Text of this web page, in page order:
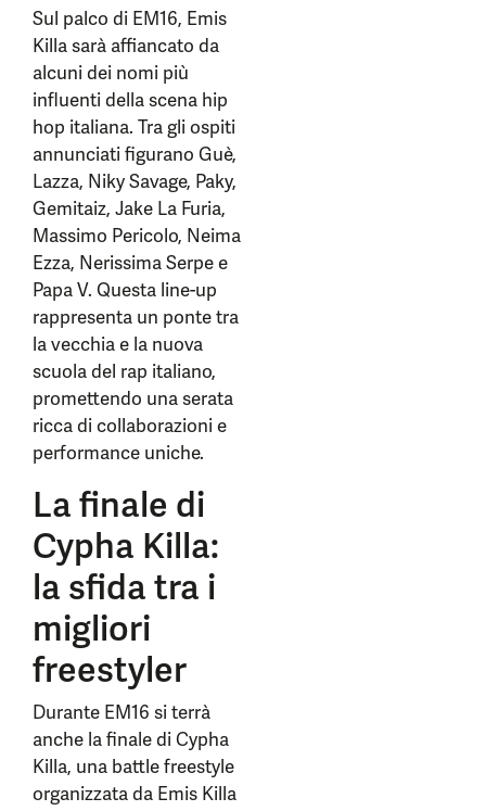
Sul palco di EM16, Emis
Killa sarà affiancato da
alcuni dei nomi più
influenti della scena hip
hop italiana. Tra gli ospiti
annunciati figurano Guè,
Lazza, Niky Savage, Paky,
Gemitaiz, Jake La Furia,
Massimo Pericolo, Neima
Ezza, Nerissima Serpe e
Papa V. Questa line-up
rappresenta un ponte tra
la vecchia e la nuova
scuola del rap italiano,
promettendo una serata
ricca di collaborazioni e
performance uniche.
La finale di
Cypha Killa:
la sfida tra i
migliori
freestyler
Durante EM16 si terrà
anche la finale di Cypha
Killa, una battle freestyle
organizzata da Emis Killa